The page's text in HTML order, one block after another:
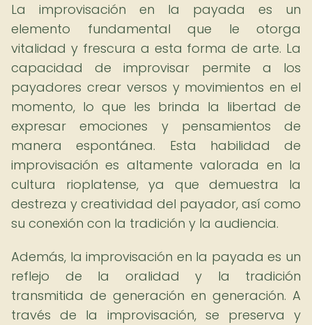
La improvisación en la payada es un
elemento fundamental que le otorga
vitalidad y frescura a esta forma de arte. La
capacidad de improvisar permite a los
payadores crear versos y movimientos en el
momento, lo que les brinda la libertad de
expresar emociones y pensamientos de
manera espontánea. Esta habilidad de
improvisación es altamente valorada en la
cultura rioplatense, ya que demuestra la
destreza y creatividad del payador, así como
su conexión con la tradición y la audiencia.
Además, la improvisación en la payada es un
reflejo de la oralidad y la tradición
transmitida de generación en generación. A
través de la improvisación, se preserva y